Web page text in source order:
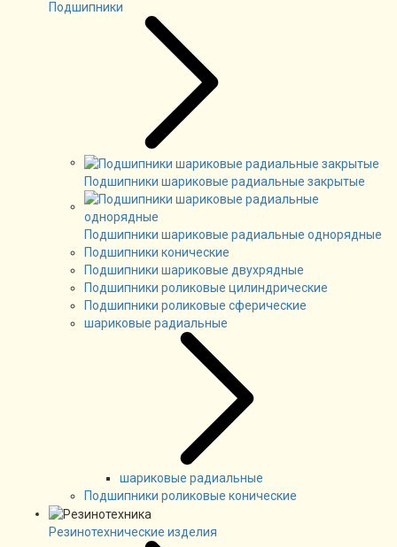
Подшипники
Подшипники шариковые радиальные закрытые
Подшипники шариковые радиальные однорядные
Подшипники конические
Подшипники шариковые двухрядные
Подшипники роликовые цилиндрические
Подшипники роликовые сферические
шариковые радиальные
шариковые радиальные
Подшипники роликовые конические
Резинотехнические изделия